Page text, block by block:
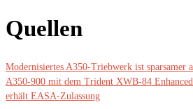
Quellen
Modernisiertes A350-Triebwerk ist sparsamer
A350-900 mit dem Trident XWB-84
erhält EASA-Zulassung